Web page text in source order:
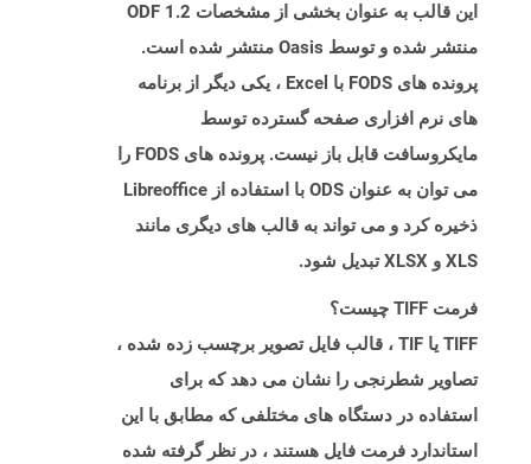
این قالب به عنوان بخشی از مشخصات ODF 1.2
منتشر شده و توسط Oasis منتشر شده است.
پرونده های FODS با Excel ، یکی دیگر از برنامه
های نرم افزاری صفحه گسترده توسط
مایکروسافت قابل باز نیست. پرونده های FODS را
می توان به عنوان ODS با استفاده از Libreoffice
ذخیره کرد و می تواند به قالب های دیگری مانند
XLS و XLSX تبدیل شود.
فرمت TIFF چیست؟
TIFF یا TIF ، قالب فایل تصویر برچسب زده شده ،
تصاویر شطرنجی را نشان می دهد که برای
استفاده در دستگاه های مختلفی که مطابق با این
استاندارد فرمت فایل هستند ، در نظر گرفته شده